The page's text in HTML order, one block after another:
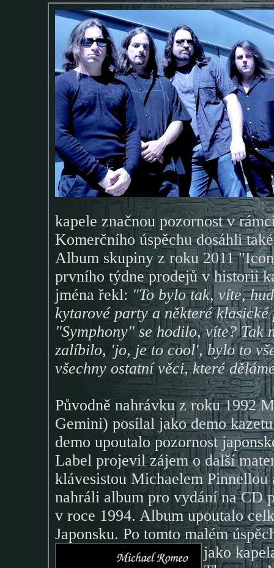
kapele značnou pozornost v
Komerčního úspěchu dosáhli
Album skupiny z roku 2011
prvního týdne prodejů v historii
jména řekl: "To bylo tak, víte,
kytarové party a některé
"Symphony" se hodilo, víte? Tak
zalíbilo, 'jo, je to cool', bylo to
všechny ostatní věci, které
Původně nahrávku z roku 1992
Gemini) posílal jako demo
demo upoutalo pozornost
Label projevil zájem o další
klávesistou Michaelem
nahráli album pro vydání na CD
v roce 1994. Album upoutalo
Japonsku. Po tomto malém
jako